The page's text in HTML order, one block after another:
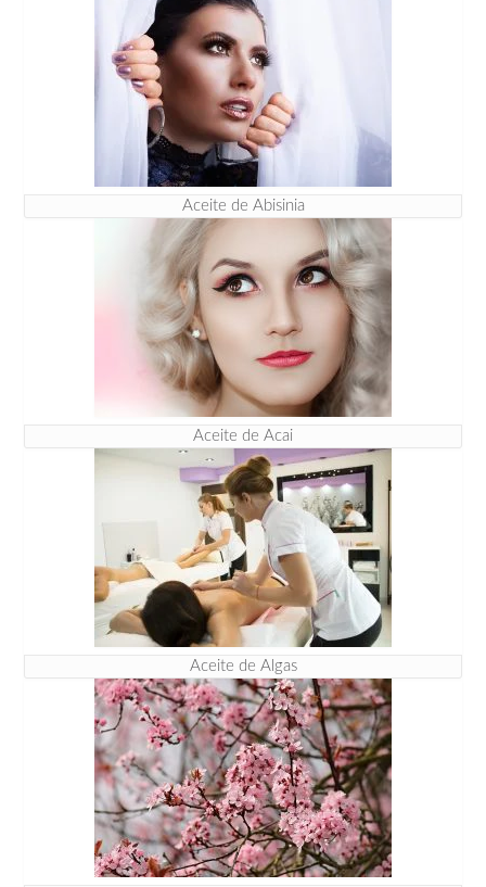
Aceite de Abisinia
Aceite de Acai
Aceite de Algas